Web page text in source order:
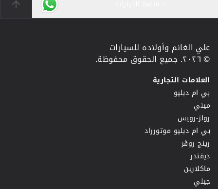
علي الغانم وأولاده للسيارات
© ٢٠٢٦. جميع الحقوق محفوظة.
العلامات التجارية
بي ام دبليو
ميني
رولز-رويس
بي ام دبليو موتورراد
رينج روڤر
ديفندر
ماكلارين
جيلي